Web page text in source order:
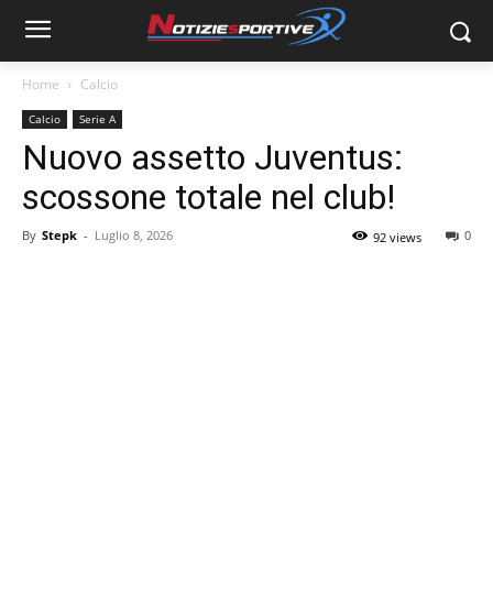
Home Calcio
Calcio Serie A
Nuovo assetto Juventus:
scossone totale nel club!
By Stepk - Luglio 8, 2026 0
92 views